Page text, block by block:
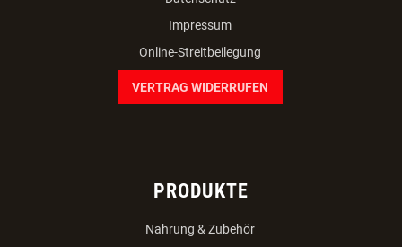
Impressum
Online-Streitbeilegung
VERTRAG WIDERRUFEN
PRODUKTE
Nahrung & Zubehör